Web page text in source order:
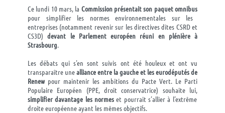
Ce lundi 10 mars, la Commission présentait son paquet omnibus
pour simplifier les normes environnementales sur les
entreprises (notamment revenir sur les directives dîtes CSRD et
CS3D) devant le Parlement européen réuni en plénière à
Strasbourg.
Les débats qui s’en sont suivis ont été houleux et ont vu
transparaître unealliance entre la gauche et les eurodéputés de
Renewpour maintenir les ambitions du Pacte Vert. Le Parti
Populaire Européen (PPE, droit conservatrice) souhaite lui,
simplifier davantage les normes et pourrait s’allier à l’extrême
droite européenne ayant les mêmes objectifs.